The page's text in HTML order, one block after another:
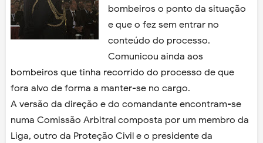
bombeiros o ponto da situação
e que o fez sem entrar no
conteúdo do processo.
Comunicou ainda aos
bombeiros que tinha recorrido do processo de que
fora alvo de forma a manter-se no cargo.
A versão da direção e do comandante encontram-se
numa Comissão Arbitral composta por um membro da
Liga, outro da Proteção Civil e o presidente da